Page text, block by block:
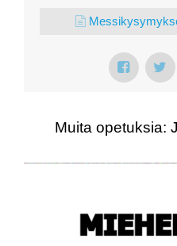
Muita opetuksia: